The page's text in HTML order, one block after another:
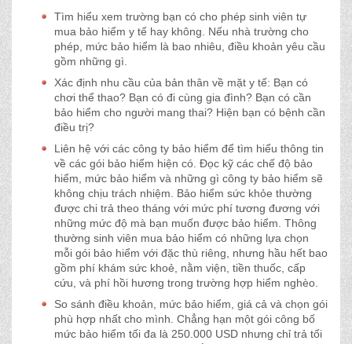
Tìm hiểu xem trường bạn có cho phép sinh viên tự
mua bảo hiểm y tế hay không. Nếu nhà trường cho
phép, mức bảo hiểm là bao nhiêu, điều khoản yêu cầu
gồm những gì.
Xác định nhu cầu của bản thân về mặt y tế: Bạn có
chơi thể thao? Bạn có đi cùng gia đình? Bạn có cần
bảo hiểm cho người mang thai? Hiện bạn có bệnh cần
điều trị?
Liên hệ với các công ty bảo hiểm để tìm hiểu thông tin
về các gói bảo hiểm hiện có. Đọc kỹ các chế độ bảo
hiểm, mức bảo hiểm và những gì công ty bảo hiểm sẽ
không chịu trách nhiệm. Bảo hiểm sức khỏe thường
được chi trả theo tháng với mức phí tương đương với
những mức độ mà bạn muốn được bảo hiểm. Thông
thường sinh viên mua bảo hiểm có những lựa chọn
mỗi gói bảo hiểm với đặc thù riêng, nhưng hầu hết bao
gồm phí khám sức khoẻ, nằm viện, tiền thuốc, cấp
cứu, và phí hồi hương trong trường hợp hiểm nghèo.
So sánh điều khoản, mức bảo hiểm, giá cả và chọn gói
phù hợp nhất cho mình. Chẳng hạn một gói công bố
mức bảo hiểm tối đa là 250.000 USD nhưng chỉ trả tối